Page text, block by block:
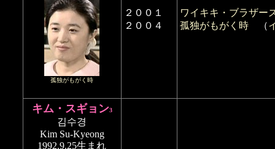
孤独がもがく時
２００１
２００４
ワイキキ・ブラザー
孤独がもがく時 （
キム・スギョン3
김수경
Kim Su-Kyeong
1992.9.25生まれ